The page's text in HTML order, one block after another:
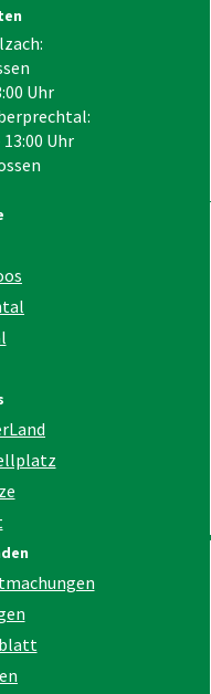
Uhr
Uhr